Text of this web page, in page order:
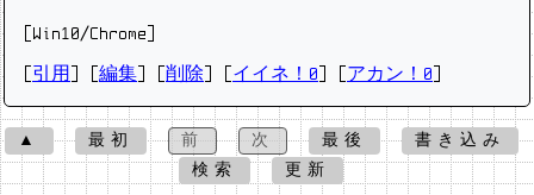
[Win10/Chrome]
引用 編集 削除 イイネ！0 アカン！0
▲ 最初 前 次 最後
書き込み
検索
更新